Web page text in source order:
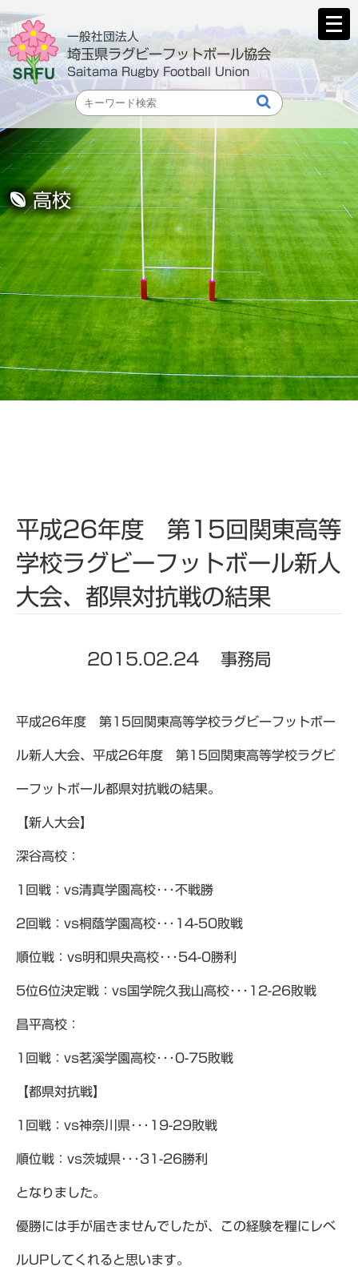
一般社団法人
埼玉県ラグビーフットボール協会
Saitama Rugby Football Union
メ
ニ
ー
を
開
高校
平成26年度 第15回関東高等
学校ラグビーフットボール新人
大会、都県対抗戦の結果
2015.02.24 事務局
平成26年度 第15回関東高等学校ラグビーフットボー
ル新人大会、平成26年度 第15回関東高等学校ラグビ
ーフットボール都県対抗戦の結果。
【新人大会】
深谷高校：
1回戦：vs清真学園高校･･･不戦勝
2回戦：vs桐蔭学園高校･･･14-50敗戦
順位戦：vs明和県央高校･･･54-0勝利
5位6位決定戦：vs国学院久我山高校･･･12-26敗戦
昌平高校：
1回戦：vs茗溪学園高校･･･0-75敗戦
【都県対抗戦】
1回戦：vs神奈川県･･･19-29敗戦
順位戦：vs茨城県･･･31-26勝利
となりました。
優勝には手が届きませんでしたが、この経験を糧にレベ
ルUPしてくれると思います。